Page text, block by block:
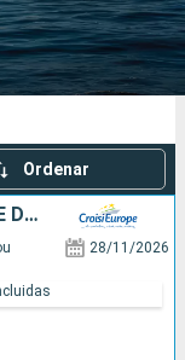
Compañías
Ordenar
CROISIÈRE SUR LE NIL : SUR LA TERRE DES PHARAONS
28/11/2026